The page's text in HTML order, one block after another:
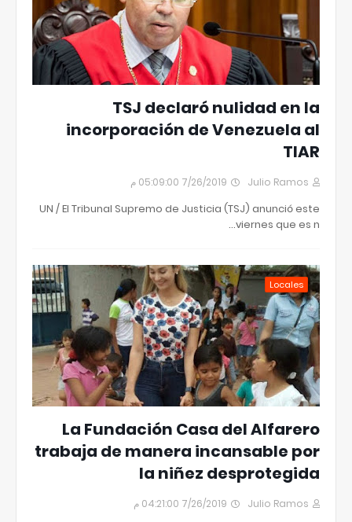
TSJ declaró nulidad en la
incorporación de Venezuela al
TIAR
Julio Ramos 7/26/2019 05:09:00 م
UN / El Tribunal Supremo de Justicia (TSJ) anunció este
viernes que es n…
Locales
La Fundación Casa del Alfarero
trabaja de manera incansable por
la niñez desprotegida
Julio Ramos 7/26/2019 04:21:00 م